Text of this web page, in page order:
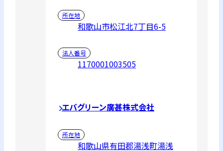
所在地
和歌山市松江北7丁目6-5
法人番号
1170001003505
エバグリーン廣甚株式会社
所在地
和歌山県有田郡湯浅町湯浅